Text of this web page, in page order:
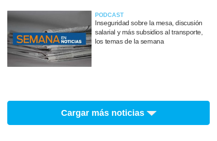
PODCAST
Inseguridad sobre la mesa, discusión
salarial y más subsidios al transporte,
los temas de la semana
Cargar más noticias